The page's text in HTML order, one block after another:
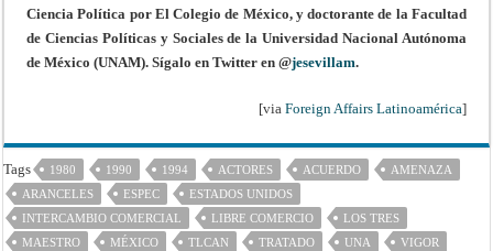
Ciencia Política por El Colegio de México, y doctorante de la Facultad
de Ciencias Políticas y Sociales de la Universidad Nacional Autónoma
de México (UNAM). Sígalo en Twitter en @jesevillam.
[via Foreign Affairs Latinoamérica]
Tags 1980 1990 1994 ACTORES ACUERDO
AMENAZA
ARANCELES
ESPEC
ESTADOS UNIDOS
INTERCAMBIO COMERCIAL
LIBRE COMERCIO
LOS TRES
MAESTRO
MÉXICO TLCAN TRATADO UNA VIGOR